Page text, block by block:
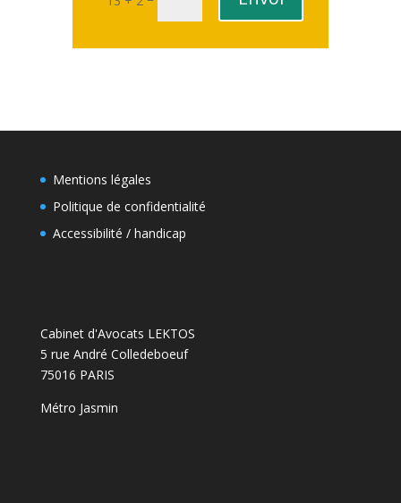
code civil français (d’ordre
Mentions légales
Politique de confidentialité
Accessibilité / handicap
Cabinet d'Avocats LEKTOS
5 rue André Colledeboeuf
75016 PARIS
Métro Jasmin